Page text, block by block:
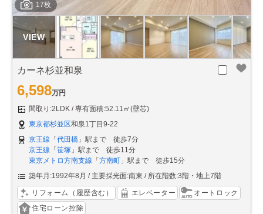
17枚
カーネ杉並和泉
6,598万円
間取り:2LDK
専有面積:52.11㎡(壁芯)
東京都杉並区和泉1丁目9-22
京王線 「 代田橋 」駅まで 徒歩7分
京王線 「 笹塚 」駅まで 徒歩11分
東京メトロ方南支線 「 方南町 」駅まで 徒歩15分
築年月:1992年8月
主要採光面:南東 所在階数:3階・地上7階
リフォーム（履歴含む） エレベーター
オートロック
住宅ローン控除